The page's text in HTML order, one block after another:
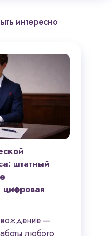
интересно
штатный
—
любого